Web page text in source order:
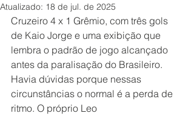
Atualizado: 18 de jul. de 2025
Cruzeiro 4 x 1 Grêmio, com três gols
de Kaio Jorge e uma exibição que
lembra o padrão de jogo alcançado
antes da paralisação do Brasileiro.
Havia dúvidas porque nessas
circunstâncias o normal é a perda de
ritmo. O próprio Leo